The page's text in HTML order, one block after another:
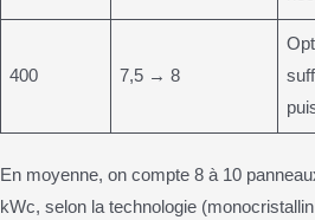
400 7,5 → 8
En moyenne, on compte 8 à 10
kWc, selon la technologie